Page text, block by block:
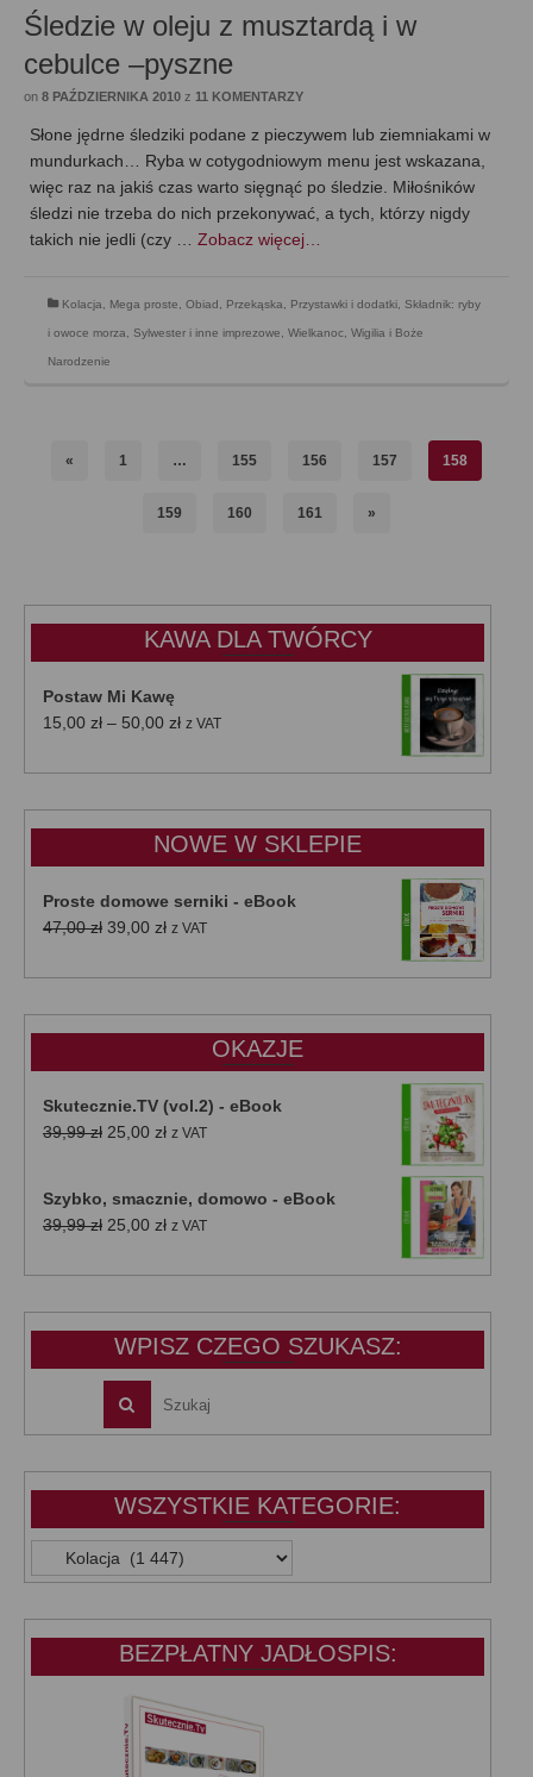
Śledzie w oleju z musztardą i w
cebulce –pyszne
on 8 PAŹDZIERNIKA 2010 z 11 KOMENTARZY
Słone jędrne śledziki podane z pieczywem lub ziemniakami w
mundurkach… Ryba w cotygodniowym menu jest wskazana,
więc raz na jakiś czas warto sięgnąć po śledzie. Miłośników
śledzi nie trzeba do nich przekonywać, a tych, którzy nigdy
takich nie jedli (czy … Zobacz więcej…
Kolacja, Mega proste, Obiad, Przekąska, Przystawki i dodatki, Składnik: ryby
i owoce morza, Sylwester i inne imprezowe, Wielkanoc, Wigilia i Boże
Narodzenie
« 1 … 155 156 157 158
159 160 161 »
KAWA DLA TWÓRCY
Postaw Mi Kawę
15,00 zł – 50,00 złZakres
od
do
50,00 zł
z VAT
NOWE W SKLEPIE
Proste domowe serniki - eBook
47,00zł Pierwotna
wynosiła:
39,00 złAktualna
wynosi:
z VAT
OKAZJE
Skutecznie.TV (vol.2) - eBook
39,99zł Pierwotna
39,99 zł.
25,00 złAktualna
25,00 zł.
z VAT
Szybko, smacznie, domowo - eBook
39,99zł Pierwotna
wynosiła:
25,00 złAktualna
wynosi:
z VAT
WPISZ CZEGO SZUKASZ:
WSZYSTKIE KATEGORIE:
WSZYSTKIE
KATEGORIE:
BEZPŁATNY JADŁOSPIS: